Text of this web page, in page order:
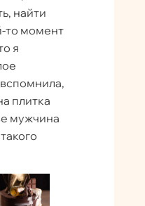
найти
то момент
я
плитка
мужчина